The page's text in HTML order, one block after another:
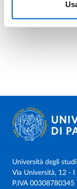
Università degli
Via Università, 12 - I
P.IVA 00308780345